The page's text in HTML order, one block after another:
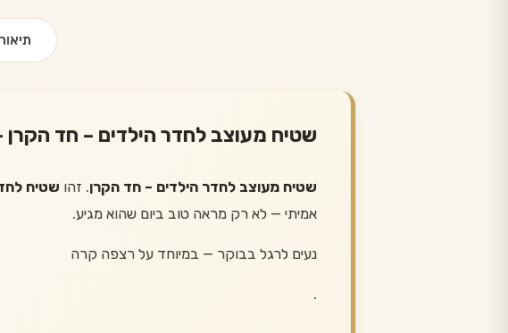
תיאור
שטיח מעוצב לחדר הילדים – חד
שטיח מעוצב לחדר הילדים – חד הקרן. זהו שטיח
אמיתי — לא רק מראה טוב ביום שהוא מגיע.
נעים לרגל בבוקר — במיוחד על רצפה קרה
.